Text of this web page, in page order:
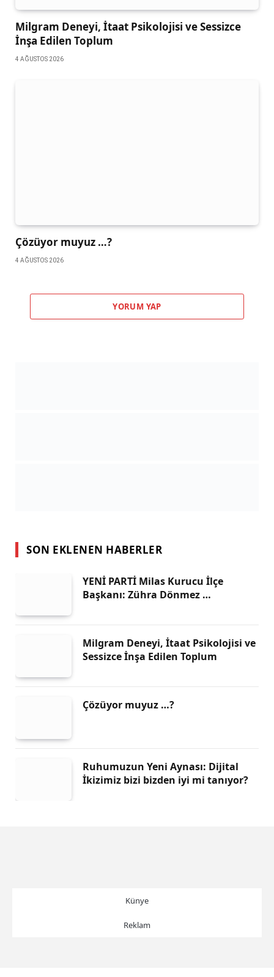
Milgram Deneyi, İtaat Psikolojisi ve Sessizce
İnşa Edilen Toplum
4 AĞUSTOS 2026
Çözüyor muyuz …?
4 AĞUSTOS 2026
YORUM YAP
SON EKLENEN HABERLER
YENİ PARTİ Milas Kurucu İlçe
Başkanı: Zühra Dönmez …
Milgram Deneyi, İtaat Psikolojisi ve
Sessizce İnşa Edilen Toplum
Çözüyor muyuz …?
Ruhumuzun Yeni Aynası: Dijital
İkizimiz bizi bizden iyi mi tanıyor?
Künye
Reklam